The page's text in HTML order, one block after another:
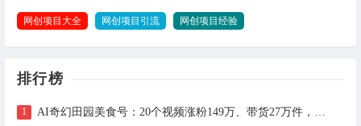
网创项目大全 网创项目引流 网创项目经验
排行榜
AI奇幻田园美食号：20个视频涨粉149万、带货27万件，手把手拆解教程（含工具）